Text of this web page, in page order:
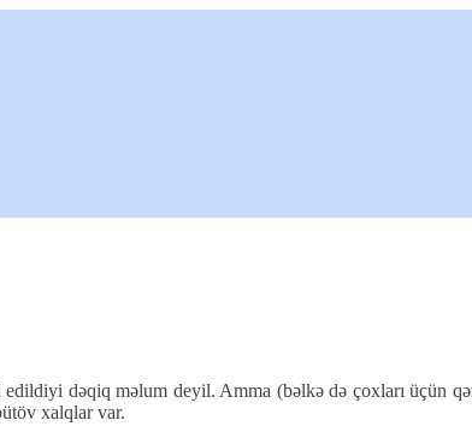
dəqiq məlum deyil. Amma (bəlkə də çoxları üçün
xalqlar var.